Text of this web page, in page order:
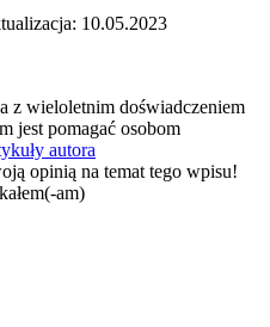
10.05.2023
z wieloletnim doświadczeniem
jest pomagać osobom
autora
opinią na temat tego wpisu!
am)